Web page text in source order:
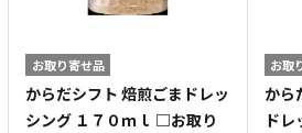
お取り寄せ品
からだシフト 焙煎ごまドレッ
シング １７０ｍｌ □お取り
お取
から
ド